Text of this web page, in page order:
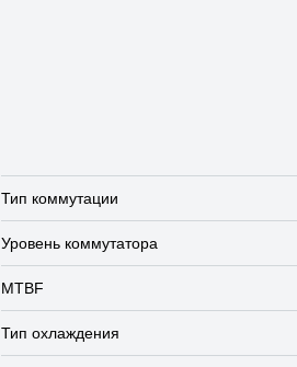
Тип коммутации
Уровень коммутатора
MTBF
Тип охлаждения